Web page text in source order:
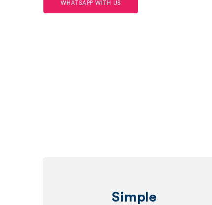
WHATSAPP WITH US
Simple